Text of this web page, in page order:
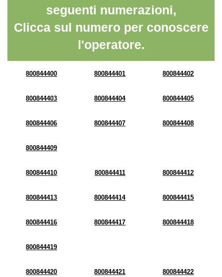
seguenti numerazioni,
Clicca sul numero per conoscere
l'operatore.
800844400 800844401 800844402
800844403 800844404 800844405
800844406 800844407 800844408
800844409
800844410 800844411 800844412
800844413 800844414 800844415
800844416 800844417 800844418
800844419
800844420 800844421 800844422